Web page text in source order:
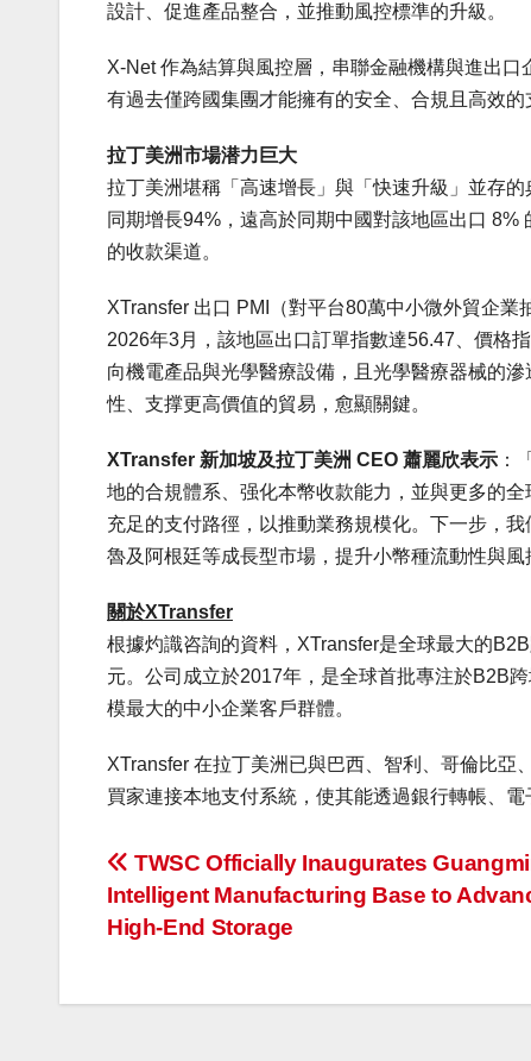
設計、促進產品整合，並推動風控標準的升級。
X-Net 作為結算與風控層，串聯金融機構與進出
有過去僅跨國集團才能擁有的安全、合規且高效的
拉丁美洲市場潜力巨大
拉丁美洲堪稱「高速增長」與「快速升級」並存
同期增長94%，遠高於同期中國對該地區出口
的收款渠道。
XTransfer 出口 PMI（對平台80萬中小微外貿企
2026年3月，該地區出口訂單指數達56.47、價格
向機電產品與光學醫療設備，且光學醫療器械的
性、支撑更高價值的貿易，愈顯關鍵。
XTransfer 新加坡及拉丁美洲 CEO 蕭麗欣表示 ：
地的合規體系、强化本幣收款能力，並與更多的
充足的支付路徑，以推動業務規模化。下一步，
魯及阿根廷等成長型市場，提升小幣種流動性與
關於XTransfer
根據灼識咨詢的資料，XTransfer是全球最大的
元。公司成立於2017年，是全球首批專注於B2B
模最大的中小企業客戶群體。
XTransfer 在拉丁美洲已與巴西、智利、哥倫比
買家連接本地支付系統，使其能透過銀行轉帳、
投
稿
ビ
TWSC Officially Inaugurates
Intelligent Manufacturing Base to
High-End Storage